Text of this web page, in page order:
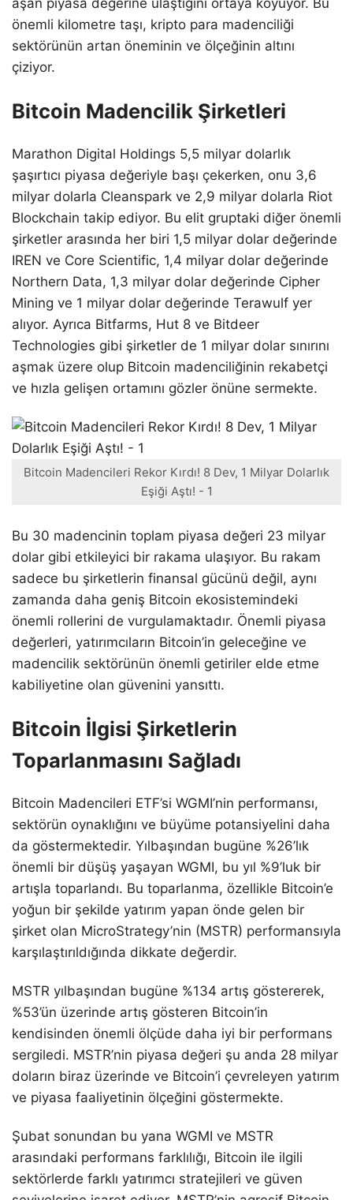
önemli kilometre taşı, kripto para madenciliği
sektörünün artan öneminin ve ölçeğinin altını
çiziyor.
Bitcoin Madencilik Şirketleri
Marathon Digital Holdings 5,5 milyar dolarlık
şaşırtıcı piyasa değeriyle başı çekerken, onu 3,6
milyar dolarla Cleanspark ve 2,9 milyar dolarla Riot
Blockchain takip ediyor. Bu elit gruptaki diğer önemli
şirketler arasında her biri 1,5 milyar dolar değerinde
IREN ve Core Scientific, 1,4 milyar dolar değerinde
Northern Data, 1,3 milyar dolar değerinde Cipher
Mining ve 1 milyar dolar değerinde Terawulf yer
alıyor. Ayrıca Bitfarms, Hut 8 ve Bitdeer
Technologies gibi şirketler de 1 milyar dolar sınırını
aşmak üzere olup Bitcoin madenciliğinin rekabetçi
ve hızla gelişen ortamını gözler önüne sermekte.
Bitcoin Madencileri Rekor Kırdı! 8 Dev, 1 Milyar Dolarlık
Eşiği Aştı! - 1
Bu 30 madencinin toplam piyasa değeri 23 milyar
dolar gibi etkileyici bir rakama ulaşıyor. Bu rakam
sadece bu şirketlerin finansal gücünü değil, aynı
zamanda daha geniş Bitcoin ekosistemindeki
önemli rollerini de vurgulamaktadır. Önemli piyasa
değerleri, yatırımcıların Bitcoin’in geleceğine ve
madencilik sektörünün önemli getiriler elde etme
kabiliyetine olan güvenini yansıttı.
Bitcoin İlgisi Şirketlerin
Toparlanmasını Sağladı
Bitcoin Madencileri ETF’si WGMI’nin performansı,
sektörün oynaklığını ve büyüme potansiyelini daha
da göstermektedir. Yılbaşından bugüne %26’lık
önemli bir düşüş yaşayan WGMI, bu yıl %9’luk bir
artışla toparlandı. Bu toparlanma, özellikle Bitcoin’e
yoğun bir şekilde yatırım yapan önde gelen bir
şirket olan MicroStrategy’nin (MSTR) performansıyla
karşılaştırıldığında dikkate değerdir.
MSTR yılbaşından bugüne %134 artış göstererek,
%53’ün üzerinde artış gösteren Bitcoin’in
kendisinden önemli ölçüde daha iyi bir performans
sergiledi. MSTR’nin piyasa değeri şu anda 28 milyar
doların biraz üzerinde ve Bitcoin’i çevreleyen yatırım
ve piyasa faaliyetinin ölçeğini göstermekte.
Şubat sonundan bu yana WGMI ve MSTR
arasındaki performans farklılığı, Bitcoin ile ilgili
sektörlerde farklı yatırımcı stratejileri ve güven